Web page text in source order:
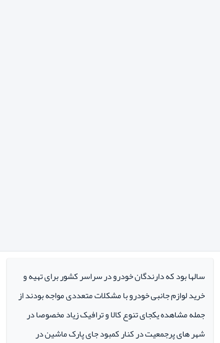
سالها بود که دارندگان خودرو در سراسر کشور برای تهیه و
خرید لوازم جانبی خودرو با مشکلات متعددی مواجه بودند از
جمله مشاهده یکجای تنوع کالا و ترافیک زیاد مخصوصا در
شهر های پرجمعیت در کنار کمبود جای پارک ماشین در